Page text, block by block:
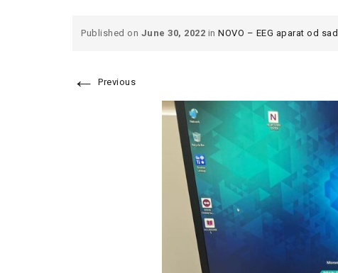
Published on June 30, 2022 in NOVO – EEG aparat od
← Previous